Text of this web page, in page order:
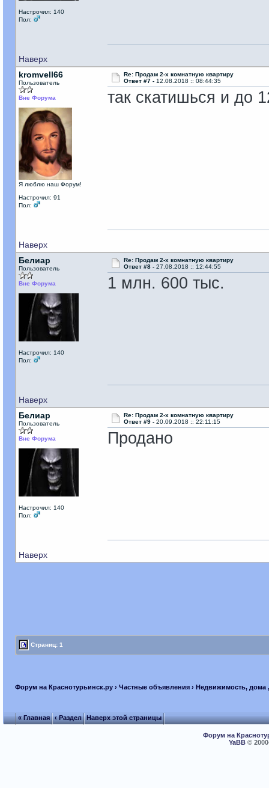
Настрочил: 140
Пол:
Наверх
kromvell66
Пользователь
Вне Форума
Я люблю наш Форум!
Настрочил: 91
Пол:
Re: Продам 2-х комнатную квартиру
Ответ #7 - 12.08.2018 :: 08:44:35
так скатишься и до
Наверх
Белиар
Пользователь
Вне Форума
Настрочил: 140
Пол:
Re: Продам 2-х комнатную квартиру
Ответ #8 - 27.08.2018 :: 12:44:55
1 млн. 600 тыс.
Наверх
Белиар
Пользователь
Вне Форума
Настрочил: 140
Пол:
Re: Продам 2-х комнатную квартиру
Ответ #9 - 20.09.2018 :: 22:11:15
Продано
Наверх
Страниц: 1
Форум на Краснотурьинск.ру› Частные объявления› Недвижимость, дома
« Главная ‹ Раздел Наверх этой страницы
Форум на
YaBB©